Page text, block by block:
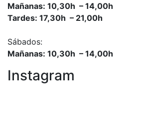
Mañanas: 10,30h – 14,00h
Tardes: 17,30h – 21,00h
Sábados:
Mañanas: 10,30h – 14,00h
Instagram